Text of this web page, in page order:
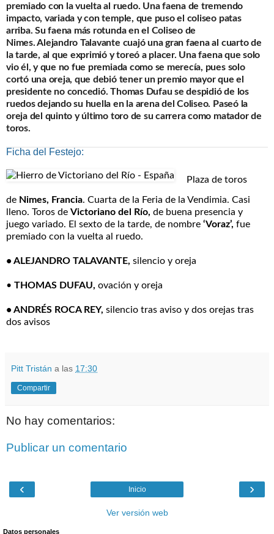
premiado con la vuelta al ruedo. Una faena de tremendo
impacto, variada y con temple, que puso el coliseo patas
arriba. Su faena más rotunda en el Coliseo de
Nimes. Alejandro Talavante cuajó una gran faena al cuarto de
la tarde, al que exprimió y toreó a placer. Una faena que solo
vio él, y que no fue premiada como se merecía, pues solo
cortó una oreja, que debió tener un premio mayor que el
presidente no concedió. Thomas Dufau se despidió de los
ruedos dejando su huella en la arena del Coliseo. Paseó la
oreja del quinto y último toro de su carrera como matador de
toros.
Ficha del Festejo:
Plaza de toros
de Nimes, Francia. Cuarta de la Feria de la Vendimia. Casi
lleno. Toros de Victoriano del Río, de buena presencia y
juego variado. El sexto de la tarde, de nombre ‘Voraz’, fue
premiado con la vuelta al ruedo.
• ALEJANDRO TALAVANTE, silencio y oreja
• THOMAS DUFAU, ovación y oreja
• ANDRÉS ROCA REY, silencio tras aviso y dos orejas tras
dos avisos
Pitt Tristán a las 17:30
Compartir
No hay comentarios:
Publicar un comentario
‹ ›
Inicio
Ver versión web
Datos personales